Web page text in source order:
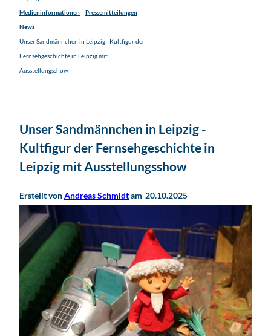
Medieninformationen
Pressemitteilungen
News
Unser Sandmännchen in Leipzig - Kultfigur der
Fernsehgeschichte in Leipzig mit
Ausstellungsshow
Unser Sandmännchen in Leipzig -
Kultfigur der Fernsehgeschichte in
Leipzig mit Ausstellungsshow
Erstellt vonAndreas Schmidtam 20.10.2025